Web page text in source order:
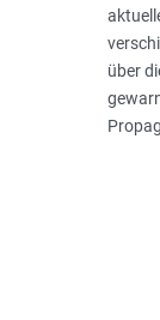
über